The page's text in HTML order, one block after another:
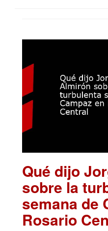
Qué dijo
sobre la
semana de
Rosario